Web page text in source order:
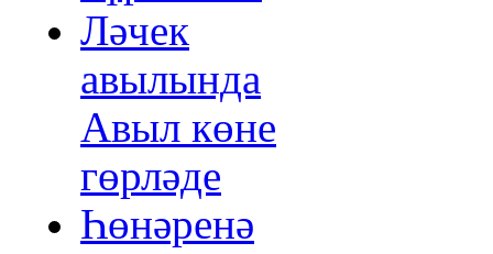
Ләчек
авылында
Авыл көне
гөрләде
Һөнәренә